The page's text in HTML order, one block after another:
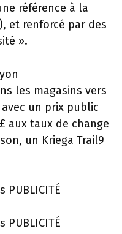
référence à la
et renforcé par des
».
les magasins vers
un prix public
aux taux de change
un Kriega Trail9
PUBLICITÉ
PUBLICITÉ